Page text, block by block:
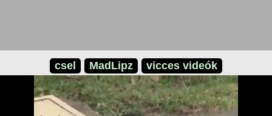
csel MadLipz vicces videók